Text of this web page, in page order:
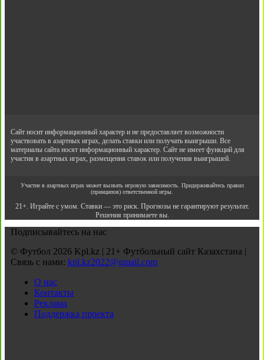
Сайт носит информационный характер и не предоставляет возможности
участвовать в азартных играх, делать ставки или получать выигрыши. Все
материалы сайта носят информационный характер. Сайт не имеет функций для
участия в азартных играх, размещения ставок или получения выигрышей.
Участие в азартных играх может вызвать игровую зависимость. Придерживайтесь правил
(принципов) ответственной игры.
21+. Играйте с умом. Ставки — это риск. Прогнозы не гарантируют результат.
Решения принимаете вы.
Подписывайтесь на нас
© Футбол 2026 Kpl.kz | 21+ Футбольный сайт Казахстана |
Связь с нами: kpl.kz2022@gmail.com
О нас
Контакты
Реклама
Поддержка проекта